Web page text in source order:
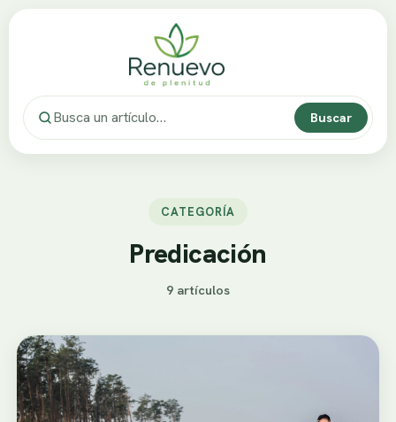
Buscar
CATEGORÍA
Predicación
9 artículos